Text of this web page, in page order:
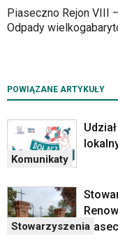
Na
stronie
powszechnie
elementy
wideo
portalu
oraz
mapy
Google
Piaseczno Rejon VIII –
Odpady
POWIĄZANE ARTYKUŁY
Komunikaty
Stowarzyszenia